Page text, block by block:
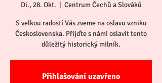
Di., 28. Okt. Centrum Čechů a Slováků
S velkou radostí Vás zveme na oslavu vzniku
Československa. Přijďte s námi oslavit tento
důležitý historický milník.
Přihlašování uzavřeno